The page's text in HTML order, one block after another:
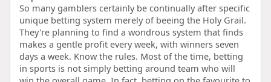
So many gamblers certainly be continually after specific
unique betting system merely of beeing the Holy Grail.
They're planning to find a wondrous system that finds
makes a gentle profit every week, with winners seven
days a week. Know the rules. Most of the time, betting
in sports is not simply betting around team who will